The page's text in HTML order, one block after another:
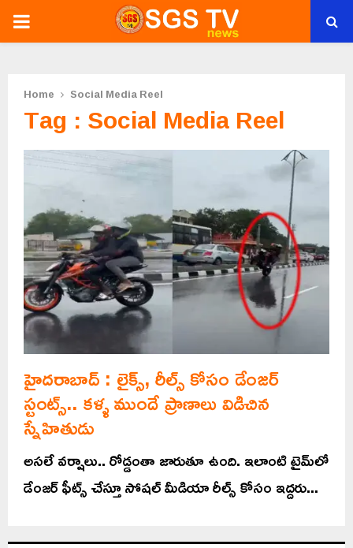
PRIMARY
Home Social Media Reel
Tag : Social Media Reel
హైదరాబాద్ : లైక్స్, రీల్స్ కోసం డేంజర్‌
స్టంట్స్‌.. కళ్ళ ముందే ప్రాణాలు విడిచిన
స్నేహితుడు
అసలే వర్షాలు.. రోడ్డంతా జారుతూ ఉంది. ఇలాంటి టైమ్‌లో
డేంజర్ ఫీట్స్‌ చేస్తూ సోషల్ మీడియా రీల్స్‌ కోసం ఇద్దరు...